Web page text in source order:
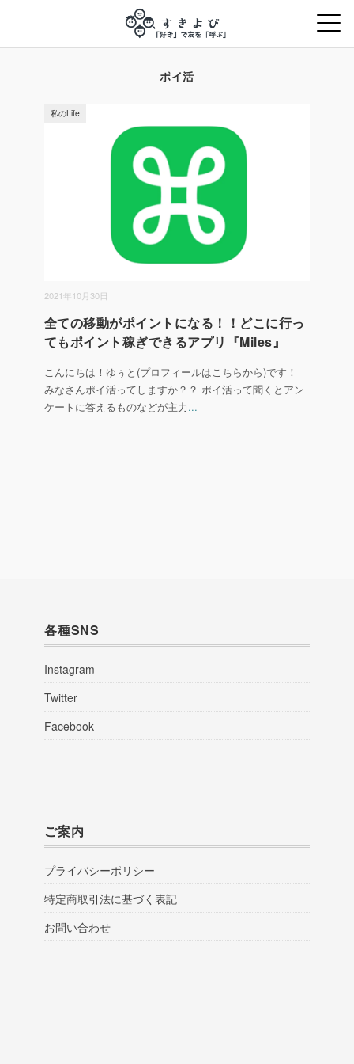
ポイ活
2021年10月30日
私のLife
全ての移動がポイントになる！！どこに行っ
てもポイント稼ぎできるアプリ『Miles』
こんにちは！ゆぅと(プロフィールはこちらから)です！
みなさんポイ活ってしますか？？ ポイ活って聞くとアン
ケートに答えるものなどが主力...
各種SNS
Instagram
Twitter
Facebook
ご案内
プライバシーポリシー
特定商取引法に基づく表記
お問い合わせ